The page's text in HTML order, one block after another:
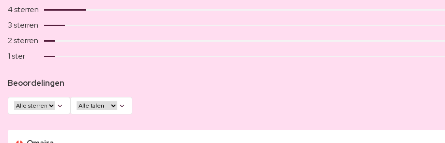
4 sterren
3 sterren
2 sterren
1 ster
Beoordelingen